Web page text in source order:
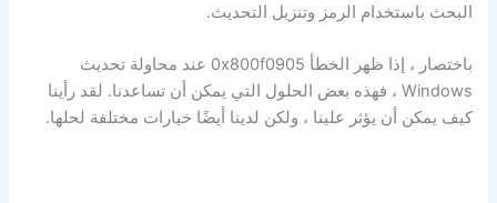
البحث باستخدام الرمز وتنزيل التحديث.
باختصار ، إذا ظهر الخطأ 0x800f0905 عند محاولة تحديث
Windows ، فهذه بعض الحلول التي يمكن أن تساعدنا. لقد رأينا
كيف يمكن أن يؤثر علينا ، ولكن لدينا أيضًا خيارات مختلفة لحلها.